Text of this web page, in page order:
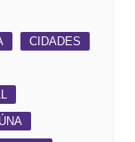
CIDADES